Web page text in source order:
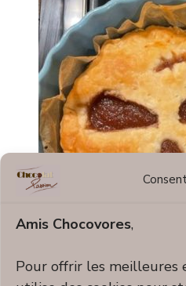
Amis Chocovores,
Pour offrir les meilleures
Monstrueux